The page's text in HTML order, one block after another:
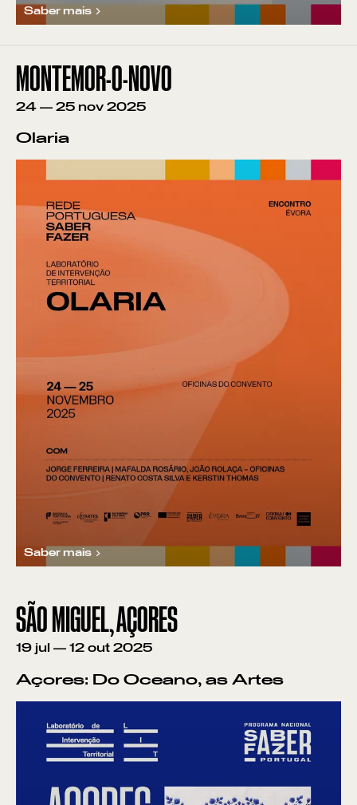
Saber mais
MONTEMOR-O-NOVO
24 — 25 nov 2025
Olaria
Saber mais
SÃO MIGUEL, AÇORES
19 jul — 12 out 2025
Açores: Do Oceano, as Artes